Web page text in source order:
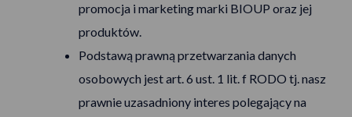
promocja i marketing marki BIOUP oraz jej
produktów.
Podstawą prawną przetwarzania danych
osobowych jest art. 6 ust. 1 lit. f RODO tj. nasz
prawnie uzasadniony interes polegający na